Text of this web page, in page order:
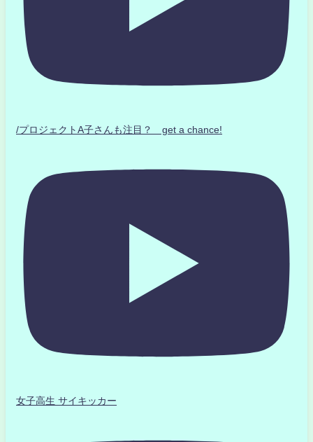
/プロジェクトA子さんも注目？ get a chance!
女子高生 サイキッカー